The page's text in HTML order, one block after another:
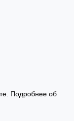
Подробнее об